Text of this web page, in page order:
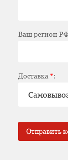
Ваш регион
Доставка *: